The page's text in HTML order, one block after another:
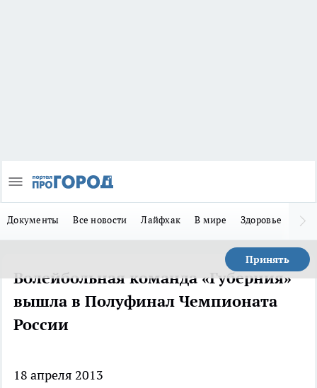
Документы Все новости Лайфхак В мире Здоровье
Принять
Волейбольная команда «Губерния»
вышла в Полуфинал Чемпионата
России
18 апреля 2013